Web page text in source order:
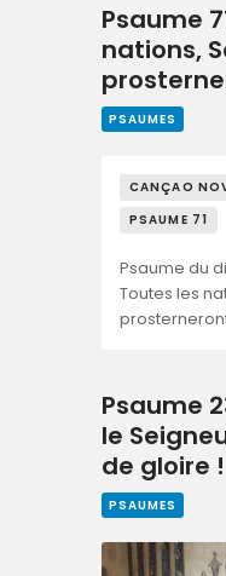
Psaume
nations,
PSAUMES
CANÇAO
PSAUME 71
Psaume du
Toutes les
Psaume
le
de gloire !
PSAUMES